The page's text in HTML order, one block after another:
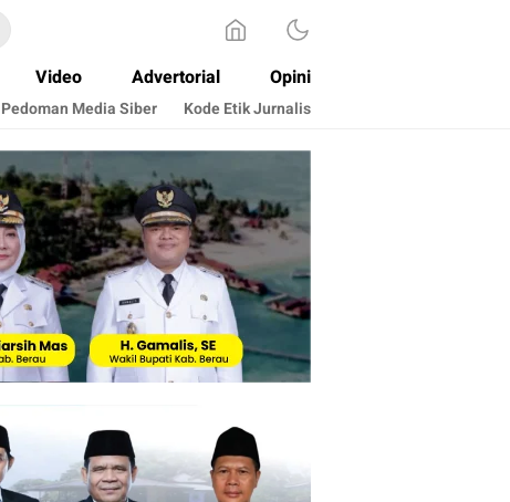
Video Advertorial Opini
Pedoman Media Siber Kode Etik Jurnalis